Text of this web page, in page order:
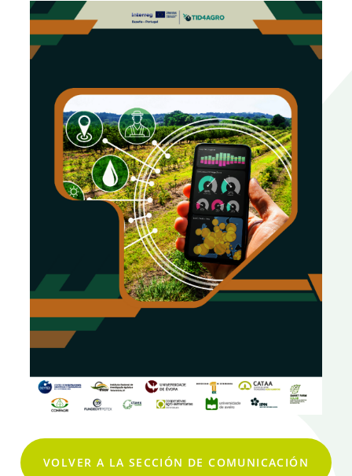
VOLVER A LA SECCIÓN DE COMUNICACIÓN